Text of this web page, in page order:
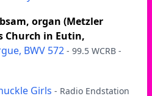
organ (Metzler
Church in Eutin,
BWV 572 - 99.5 WCRB -
Girls - Radio Endstation